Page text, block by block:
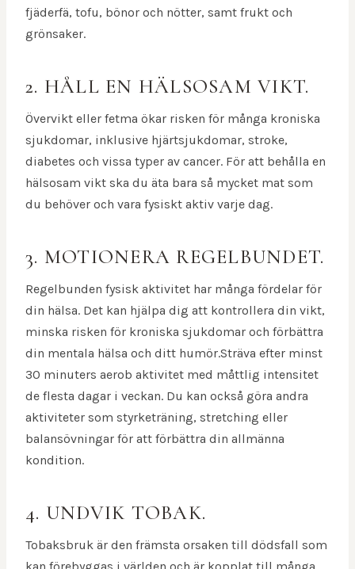
fjäderfä, tofu, bönor och nötter, samt frukt och
grönsaker.
2. HÅLL EN HÄLSOSAM VIKT.
Övervikt eller fetma ökar risken för många kroniska
sjukdomar, inklusive hjärtsjukdomar, stroke,
diabetes och vissa typer av cancer. För att behålla en
hälsosam vikt ska du äta bara så mycket mat som
du behöver och vara fysiskt aktiv varje dag.
3. MOTIONERA REGELBUNDET.
Regelbunden fysisk aktivitet har många fördelar för
din hälsa. Det kan hjälpa dig att kontrollera din vikt,
minska risken för kroniska sjukdomar och förbättra
din mentala hälsa och ditt humör.Sträva efter minst
30 minuters aerob aktivitet med måttlig intensitet
de flesta dagar i veckan. Du kan också göra andra
aktiviteter som styrketräning, stretching eller
balansövningar för att förbättra din allmänna
kondition.
4. UNDVIK TOBAK.
Tobaksbruk är den främsta orsaken till dödsfall som